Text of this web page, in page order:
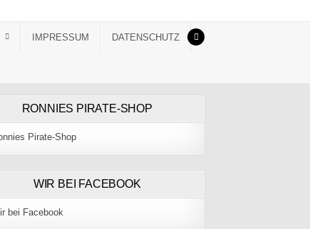
IMPRESSUM DATENSCHUTZ
RONNIES PIRATE-SHOP
WIR BEI FACEBOOK